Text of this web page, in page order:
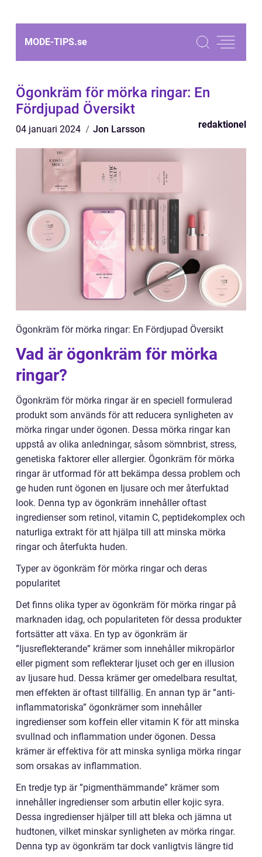
MODE-TIPS.se
Ögonkräm för mörka ringar: En
Fördjupad Översikt
04 januari 2024 Jon Larsson redaktionel
Ögonkräm för mörka ringar: En Fördjupad Översikt
Vad är ögonkräm för mörka
ringar?
Ögonkräm för mörka ringar är en speciell formulerad
produkt som används för att reducera synligheten av
mörka ringar under ögonen. Dessa mörka ringar kan
uppstå av olika anledningar, såsom sömnbrist, stress,
genetiska faktorer eller allergier. Ögonkräm för mörka
ringar är utformad för att bekämpa dessa problem och
ge huden runt ögonen en ljusare och mer återfuktad
look. Denna typ av ögonkräm innehåller oftast
ingredienser som retinol, vitamin C, peptidekomplex och
naturliga extrakt för att hjälpa till att minska mörka
ringar och återfukta huden.
Typer av ögonkräm för mörka ringar och deras
popularitet
Det finns olika typer av ögonkräm för mörka ringar på
marknaden idag, och populariteten för dessa produkter
fortsätter att växa. En typ av ögonkräm är
”ljusreflekterande” krämer som innehåller mikropärlor
eller pigment som reflekterar ljuset och ger en illusion
av ljusare hud. Dessa krämer ger omedelbara resultat,
men effekten är oftast tillfällig. En annan typ är ”anti-
inflammatoriska” ögonkrämer som innehåller
ingredienser som koffein eller vitamin K för att minska
svullnad och inflammation under ögonen. Dessa
krämer är effektiva för att minska synliga mörka ringar
som orsakas av inflammation.
En tredje typ är ”pigmenthämmande” krämer som
innehåller ingredienser som arbutin eller kojic syra.
Dessa ingredienser hjälper till att bleka och jämna ut
hudtonen, vilket minskar synligheten av mörka ringar.
Denna typ av ögonkräm tar dock vanligtvis längre tid